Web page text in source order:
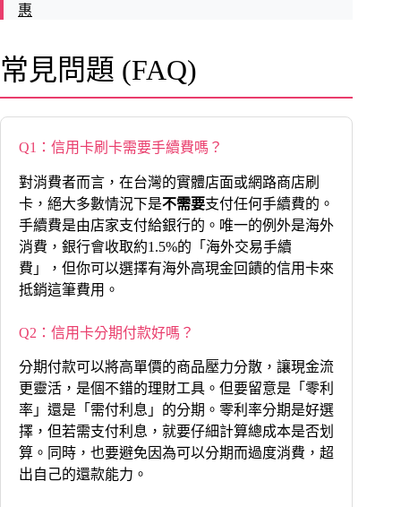
惠
常見問題 (FAQ)
Q1：信用卡刷卡需要手續費嗎？
對消費者而言，在台灣的實體店面或網路商店刷
卡，絕大多數情況下是不需要支付任何手續費的。
手續費是由店家支付給銀行的。唯一的例外是海外
消費，銀行會收取約1.5%的「海外交易手續
費」，但你可以選擇有海外高現金回饋的信用卡來
抵銷這筆費用。
Q2：信用卡分期付款好嗎？
分期付款可以將高單價的商品壓力分散，讓現金流
更靈活，是個不錯的理財工具。但要留意是「零利
率」還是「需付利息」的分期。零利率分期是好選
擇，但若需支付利息，就要仔細計算總成本是否划
算。同時，也要避免因為可以分期而過度消費，超
出自己的還款能力。